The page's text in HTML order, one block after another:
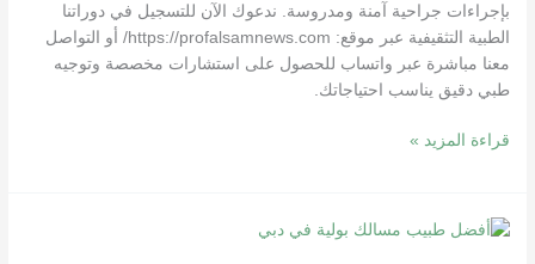
بإجراءات جراحية آمنة ومدروسة. ندعوك الآن للتسجيل في دوراتنا
الطبية التثقيفية عبر موقع: https://profalsamnews.com/ أو التواصل
معنا مباشرة عبر واتساب للحصول على استشارات مخصصة وتوجيه
طبي دقيق يناسب احتياجاتك.
قراءة المزيد »
اضطرابات